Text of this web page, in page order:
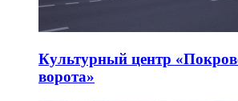
Культурный центр
ворота»